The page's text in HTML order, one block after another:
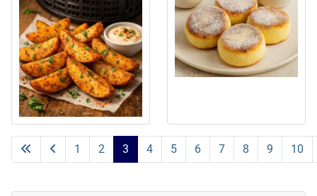
Сторінка 3 із 13
1 2 3 4 5 6 7 8 9 10